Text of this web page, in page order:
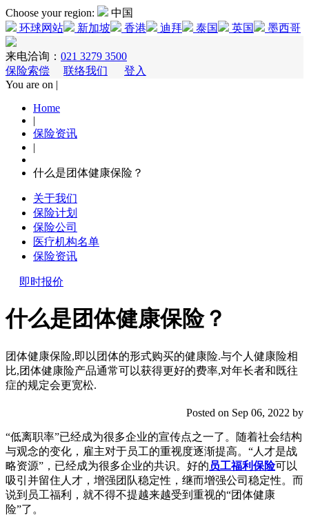
Choose your region:
中国
环球网站
新加坡 香港 迪拜 泰国 英国 墨西哥
来电洽询： 021 3279 3500
保险索偿
联络我们
登入
You are on |
Home
|
保险资讯
|
什么是团体健康保险？
关于我们
保险计划
保险公司
医疗机构名单
保险资讯
即时报价
什么是团体健康保险？
团体健康保险,即以团体的形式购买的健康险.与个人健康险相
比,团体健康险产品通常可以获得更好的费率,对年长者和既往
症的规定会更宽松.
Posted on Sep 06, 2022 by
“低离职率”已经成为很多企业的宣传点之一了。随着社会结构
与观念的变化，雇主对于员工的重视度逐渐提高。“人才是战
略资源”，已经成为很多企业的共识。好的 员工福利保险可以
吸引并留住人才，增强团队稳定性，继而增强公司稳定性。而
说到员工福利，就不得不提越来越受到重视的“团体健康
险”了。